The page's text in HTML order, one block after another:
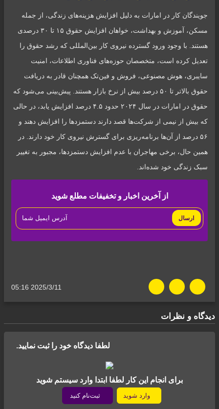
جویندگان کار در امارات به دلیل افزایش هزینه‌های زندگی، از جمله
مسکن، آموزش و بهداشت، خواهان افزایش حقوق ۱۵ تا ۳۰ درصدی
هستند. با وجود ورود گسترده نیروی کار بین‌المللی که رشد حقوق را
تعدیل کرده است، متخصصان حوزه‌های فناوری اطلاعات، امنیت
سایبری، هوش مصنوعی، فروش و فین‌تک همچنان قادر به دریافت
حقوق بالاتر تا ۵۰ درصد بیش از نرخ بازار هستند. پیش‌بینی می‌شود که
حقوق در امارات در سال ۲۰۲۴ حدود ۴.۵ درصد افزایش یابد، در حالی
که بیش از نیمی از شرکت‌ها قصد دارند دستمزدها را افزایش دهند و
۵۶ درصد از آن‌ها برنامه‌ریزی برای گسترش نیروی کار خود دارند. در
همین حال، برخی مهاجران با عدم افزایش دستمزدها، مجبور به تغییر
سبک زندگی خود شده‌اند.
از آخرین اخبار و تخفیفات مطلع شوید
ارسال
05:16 2025/3/11
دیدگاه‌ و نظرات
لطفا دیدگاه خود را ثبت نمایید.
برای انجام این کار لطفا ابتدا وارد سیستم شوید
ثبت‌نام کنید وارد شوید